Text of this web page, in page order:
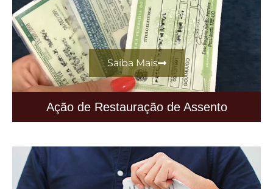
Ação de Restauração de Assento
Saiba Mais